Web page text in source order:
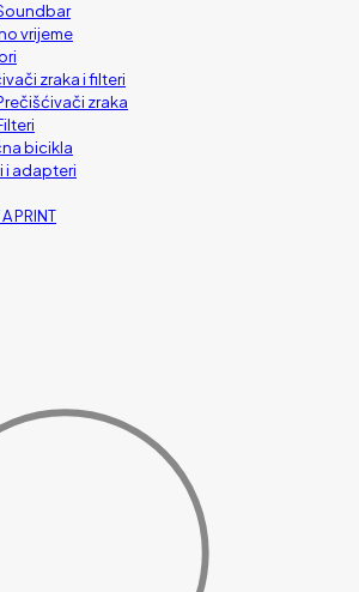
vrijeme
zraka i filteri
zraka
bicikla
i adapteri
PRINT